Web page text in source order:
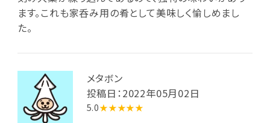
ます。これも家呑み用の肴として美味しく愉しめまし
た。
メタボン
投稿日：2022年05月02日
5.0★★★★★